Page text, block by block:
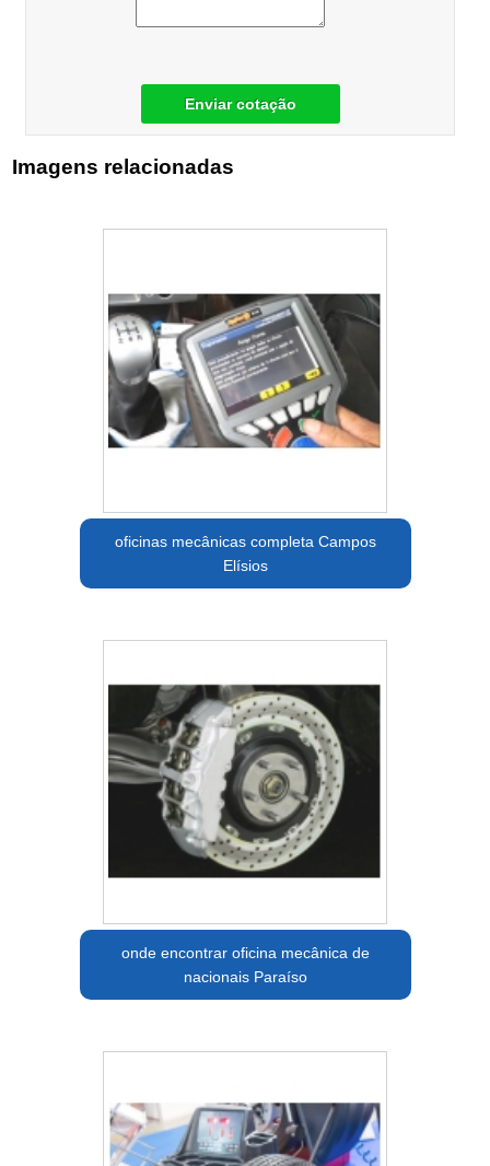
Enviar cotação
Imagens relacionadas
oficinas mecânicas completa Campos
Elísios
onde encontrar oficina mecânica de
nacionais Paraíso